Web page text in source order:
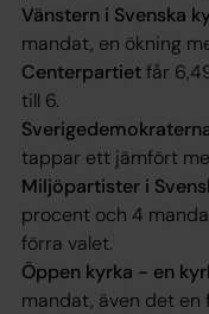
Vänstern i Svenska
mandat, en ökning
Centerpartietfår
till 6.
tappar ett jämfört
Miljöpartister i
procent och 4
förra valet.
Öppen kyrka - en
mandat, även det en